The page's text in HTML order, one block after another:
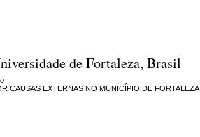
de Fortaleza, Brasil
CAUSAS EXTERNAS NO MUNICÍPIO DE FORTALEZA